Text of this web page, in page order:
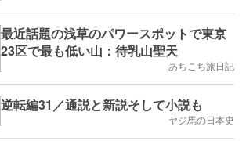
最近話題の浅草のパワースポットで東京
23区で最も低い山：待乳山聖天
あちこち旅日記
逆転編31／通説と新説そして小説も
ヤジ馬の日本史